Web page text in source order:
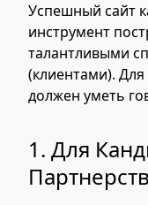
Успешный сайт
инструмент
талантливыми
(клиентами).
должен уметь
1. Для